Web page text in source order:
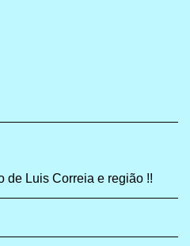
de Luis Correia e região !!